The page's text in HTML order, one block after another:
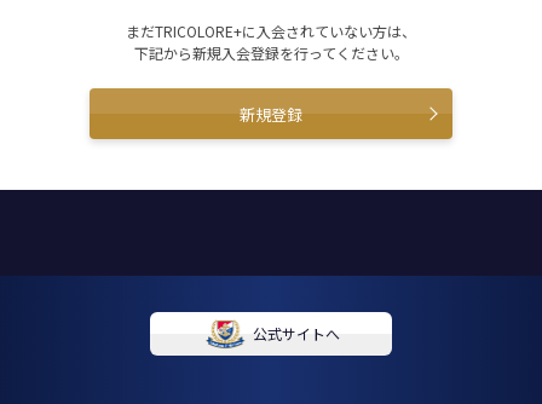
まだTRICOLORE+に入会されていない方は、
下記から新規入会登録を行ってください。
新規登録
公式サイトへ